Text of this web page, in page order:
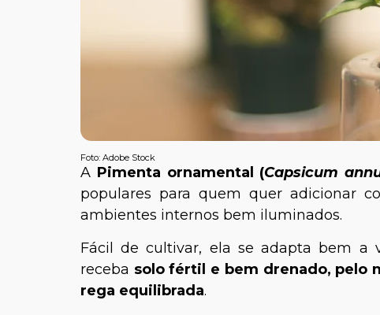
Foto: Adobe Stock
A Pimenta ornamental (Capsicum
populares para quem quer adicionar
ambientes internos bem iluminados.
Fácil de cultivar, ela se adapta bem a
receba solo fértil e bem drenado, pelo
rega equilibrada.